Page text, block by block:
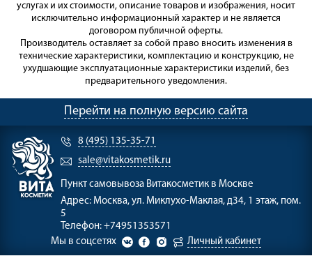
услугах и их стоимости, описание товаров и изображения, носит
исключительно информационный характер и не является
договором публичной оферты.
Производитель оставляет за собой право вносить изменения в
технические характеристики, комплектацию и конструкцию, не
ухудшающие эксплуатационные характеристики изделий, без
предварительного уведомления.
Перейти на полную версию сайта
8 (495) 135-35-71
sale@vitakosmetik.ru
Пункт самовывоза Витакосметик в Москве
Адрес: Москва, ул. Миклухо-Маклая, д34, 1 этаж, пом.
5
Телефон: +74951353571
Мы в соцсетях
Личный кабинет